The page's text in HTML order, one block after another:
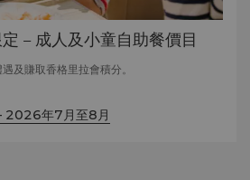
– 成人及小童自助餐價目
遇及賺取香格里拉會積分。
2026年7月至8月